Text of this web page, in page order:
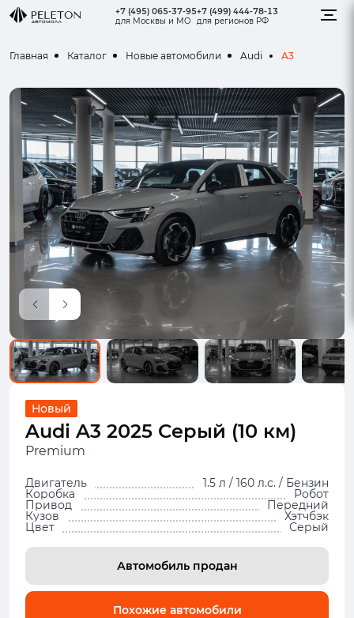
+7 (495) 065-37-95
для Москвы и МО
+7 (499) 444-78-13
для регионов РФ
Главная Каталог Новые автомобили Audi A3
Новый
Audi A3 2025 Серый (10 км)
Premium
Двигатель 1.5 л / 160 л.с. / Бензин
Коробка Робот
Привод Передний
Кузов Хэтчбэк
Цвет Серый
Автомобиль продан
Похожие автомобили